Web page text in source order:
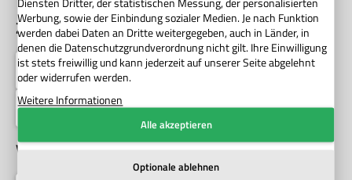
Zahlung
Versand
Werbung, sowie der Einbindung sozialer Medien. Je nach Funktion
werden dabei Daten an Dritte weitergegeben, auch in Länder, in
denen die Datenschutzgrundverordnung nicht gilt. Ihre Einwilligung
ist stets freiwillig und kann jederzeit auf unserer Seite abgelehnt
oder widerrufen werden.
Weitere Informationen
Optionale ablehnen
Alle akzeptieren